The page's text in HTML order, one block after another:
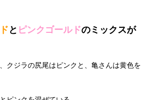
と ピンクゴールドのミックスが
クジラの尻尾はピンクと、亀さんは黄色を